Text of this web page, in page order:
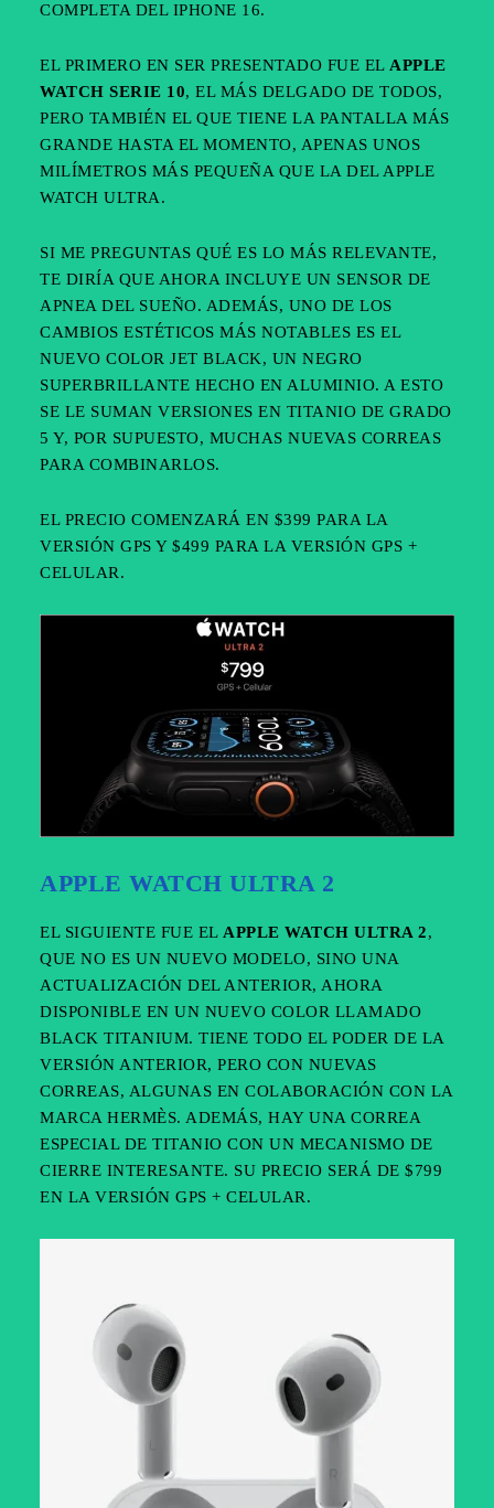
COMPLETA DEL IPHONE 16.
EL PRIMERO EN SER PRESENTADO FUE EL APPLE
WATCH SERIE 10, EL MÁS DELGADO DE TODOS,
PERO TAMBIÉN EL QUE TIENE LA PANTALLA MÁS
GRANDE HASTA EL MOMENTO, APENAS UNOS
MILÍMETROS MÁS PEQUEÑA QUE LA DEL APPLE
WATCH ULTRA.
SI ME PREGUNTAS QUÉ ES LO MÁS RELEVANTE,
TE DIRÍA QUE AHORA INCLUYE UN SENSOR DE
APNEA DEL SUEÑO. ADEMÁS, UNO DE LOS
CAMBIOS ESTÉTICOS MÁS NOTABLES ES EL
NUEVO COLOR JET BLACK, UN NEGRO
SUPERBRILLANTE HECHO EN ALUMINIO. A ESTO
SE LE SUMAN VERSIONES EN TITANIO DE GRADO
5 Y, POR SUPUESTO, MUCHAS NUEVAS CORREAS
PARA COMBINARLOS.
EL PRECIO COMENZARÁ EN $399 PARA LA
VERSIÓN GPS Y $499 PARA LA VERSIÓN GPS +
CELULAR.
APPLE WATCH ULTRA 2
EL SIGUIENTE FUE EL APPLE WATCH ULTRA 2,
QUE NO ES UN NUEVO MODELO, SINO UNA
ACTUALIZACIÓN DEL ANTERIOR, AHORA
DISPONIBLE EN UN NUEVO COLOR LLAMADO
BLACK TITANIUM. TIENE TODO EL PODER DE LA
VERSIÓN ANTERIOR, PERO CON NUEVAS
CORREAS, ALGUNAS EN COLABORACIÓN CON LA
MARCA HERMÈS. ADEMÁS, HAY UNA CORREA
ESPECIAL DE TITANIO CON UN MECANISMO DE
CIERRE INTERESANTE. SU PRECIO SERÁ DE $799
EN LA VERSIÓN GPS + CELULAR.